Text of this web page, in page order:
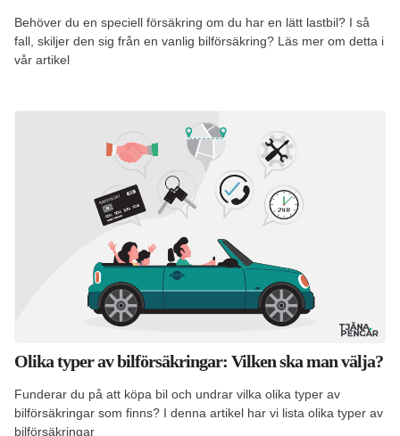
Behöver du en speciell försäkring om du har en lätt lastbil? I så
fall, skiljer den sig från en vanlig bilförsäkring? Läs mer om detta i
vår artikel
Olika typer av bilförsäkringar: Vilken ska man välja?
Funderar du på att köpa bil och undrar vilka olika typer av
bilförsäkringar som finns? I denna artikel har vi lista olika typer av
bilförsäkringar